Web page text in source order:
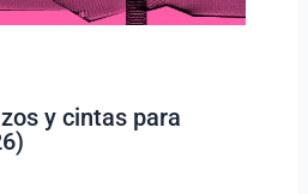
y cintas para